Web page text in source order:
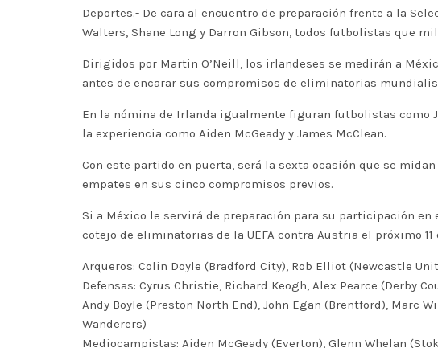
Deportes.- De cara al encuentro de preparación frente a la
Walters, Shane Long y Darron Gibson, todos futbolistas que
Dirigidos por Martin O’Neill, los irlandeses se medirán a
antes de encarar sus compromisos de eliminatorias
En la nómina de Irlanda igualmente figuran futbolistas como
la experiencia como Aiden McGeady y James McClean.
Con este partido en puerta, será la sexta ocasión que se
empates en sus cinco compromisos previos.
Si a México le servirá de preparación para su participación
cotejo de eliminatorias de la UEFA contra Austria el próximo 11
Arqueros: Colin Doyle (Bradford City), Rob Elliot (Newcastle
Defensas: Cyrus Christie, Richard Keogh, Alex Pearce (Derby
Andy Boyle (Preston North End), John Egan (Brentford), Marc
Wanderers)
Mediocampistas: Aiden McGeady (Everton), Glenn Whelan